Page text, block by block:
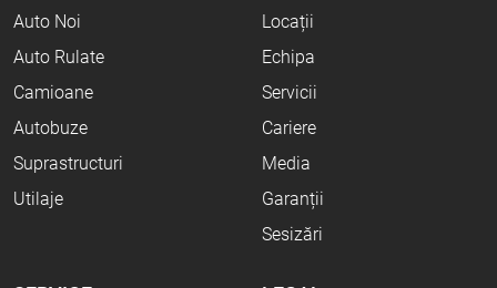
Auto Noi
Auto Rulate
Camioane
Autobuze
Suprastructuri
Utilaje
Locații
Echipa
Servicii
Cariere
Media
Garanții
Sesizări